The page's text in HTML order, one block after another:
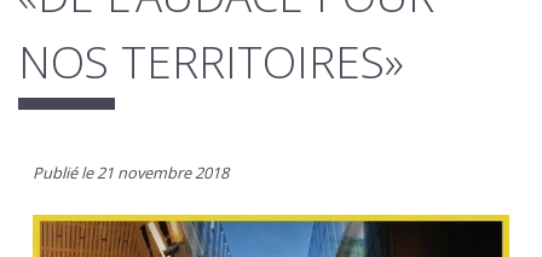
NOS TERRITOIRES»
Publié le 21 novembre 2018